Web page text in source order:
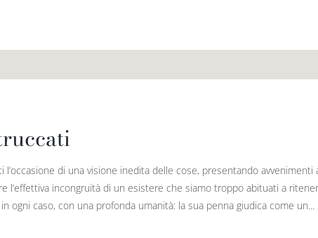
l’occasione di una visione inedita delle cose, presentando avvenimenti
l’effettiva incongruità di un esistere che siamo troppo abituati a
ogni caso, con una profonda umanità: la sua penna giudica come un...